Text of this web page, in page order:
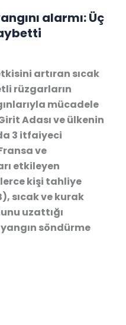
alarmı: Üç
artıran sıcak
rüzgarların
mücadele
Adası ve ülkenin
3 itfaiyeci
ve
etkileyen
kişi tahliye
sıcak ve kurak
uzattığı
söndürme